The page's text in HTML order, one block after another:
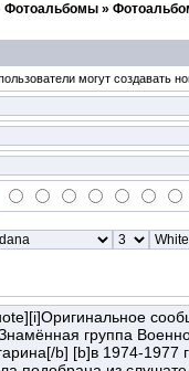
Фотоальбомы»
могут создавать